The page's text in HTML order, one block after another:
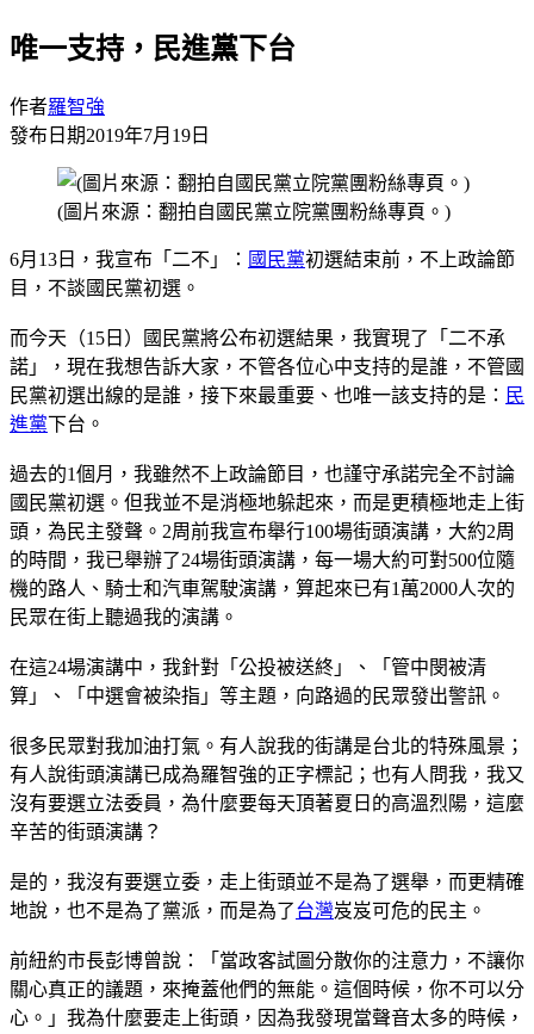
唯一支持，民進黨下台
作者羅智強
發布日期2019年7月19日
(圖片來源：翻拍自國民黨立院黨團粉絲專頁。)
6月13日，我宣布「二不」： 國民黨初選結束前，不上政論節
目，不談國民黨初選。
而今天（15日）國民黨將公布初選結果，我實現了「二不承
諾」，現在我想告訴大家，不管各位心中支持的是誰，不管國
民黨初選出線的是誰，接下來最重要、也唯一該支持的是： 民
進黨下台。
過去的1個月，我雖然不上政論節目，也謹守承諾完全不討論
國民黨初選。但我並不是消極地躲起來，而是更積極地走上街
頭，為民主發聲。2周前我宣布舉行100場街頭演講，大約2周
的時間，我已舉辦了24場街頭演講，每一場大約可對500位隨
機的路人、騎士和汽車駕駛演講，算起來已有1萬2000人次的
民眾在街上聽過我的演講。
在這24場演講中，我針對「公投被送終」、「管中閔被清
算」、「中選會被染指」等主題，向路過的民眾發出警訊。
很多民眾對我加油打氣。有人說我的街講是台北的特殊風景；
有人說街頭演講已成為羅智強的正字標記；也有人問我，我又
沒有要選立法委員，為什麼要每天頂著夏日的高溫烈陽，這麼
辛苦的街頭演講？
是的，我沒有要選立委，走上街頭並不是為了選舉，而更精確
地說，也不是為了黨派，而是為了台灣岌岌可危的民主。
前紐約市長彭博曾說：「當政客試圖分散你的注意力，不讓你
關心真正的議題，來掩蓋他們的無能。這個時候，你不可以分
心。」我為什麼要走上街頭，因為我發現當聲音太多的時候，